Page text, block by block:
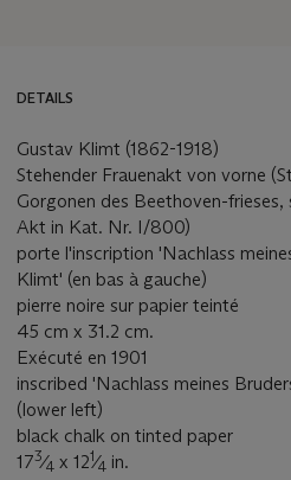
DETAILS
Gustav Klimt (1862-1918)
Stehender Frauenakt von vorne
Gorgonen des Beethoven-frieses,
Akt in Kat. Nr. I/800)
porte l'inscription 'Nachlass
Klimt' (en bas à gauche)
pierre noire sur papier teinté
45 cm x 31.2 cm.
Exécuté en 1901
inscribed 'Nachlass meines
(lower left)
black chalk on tinted paper
173⁄4 x 121⁄4 in.